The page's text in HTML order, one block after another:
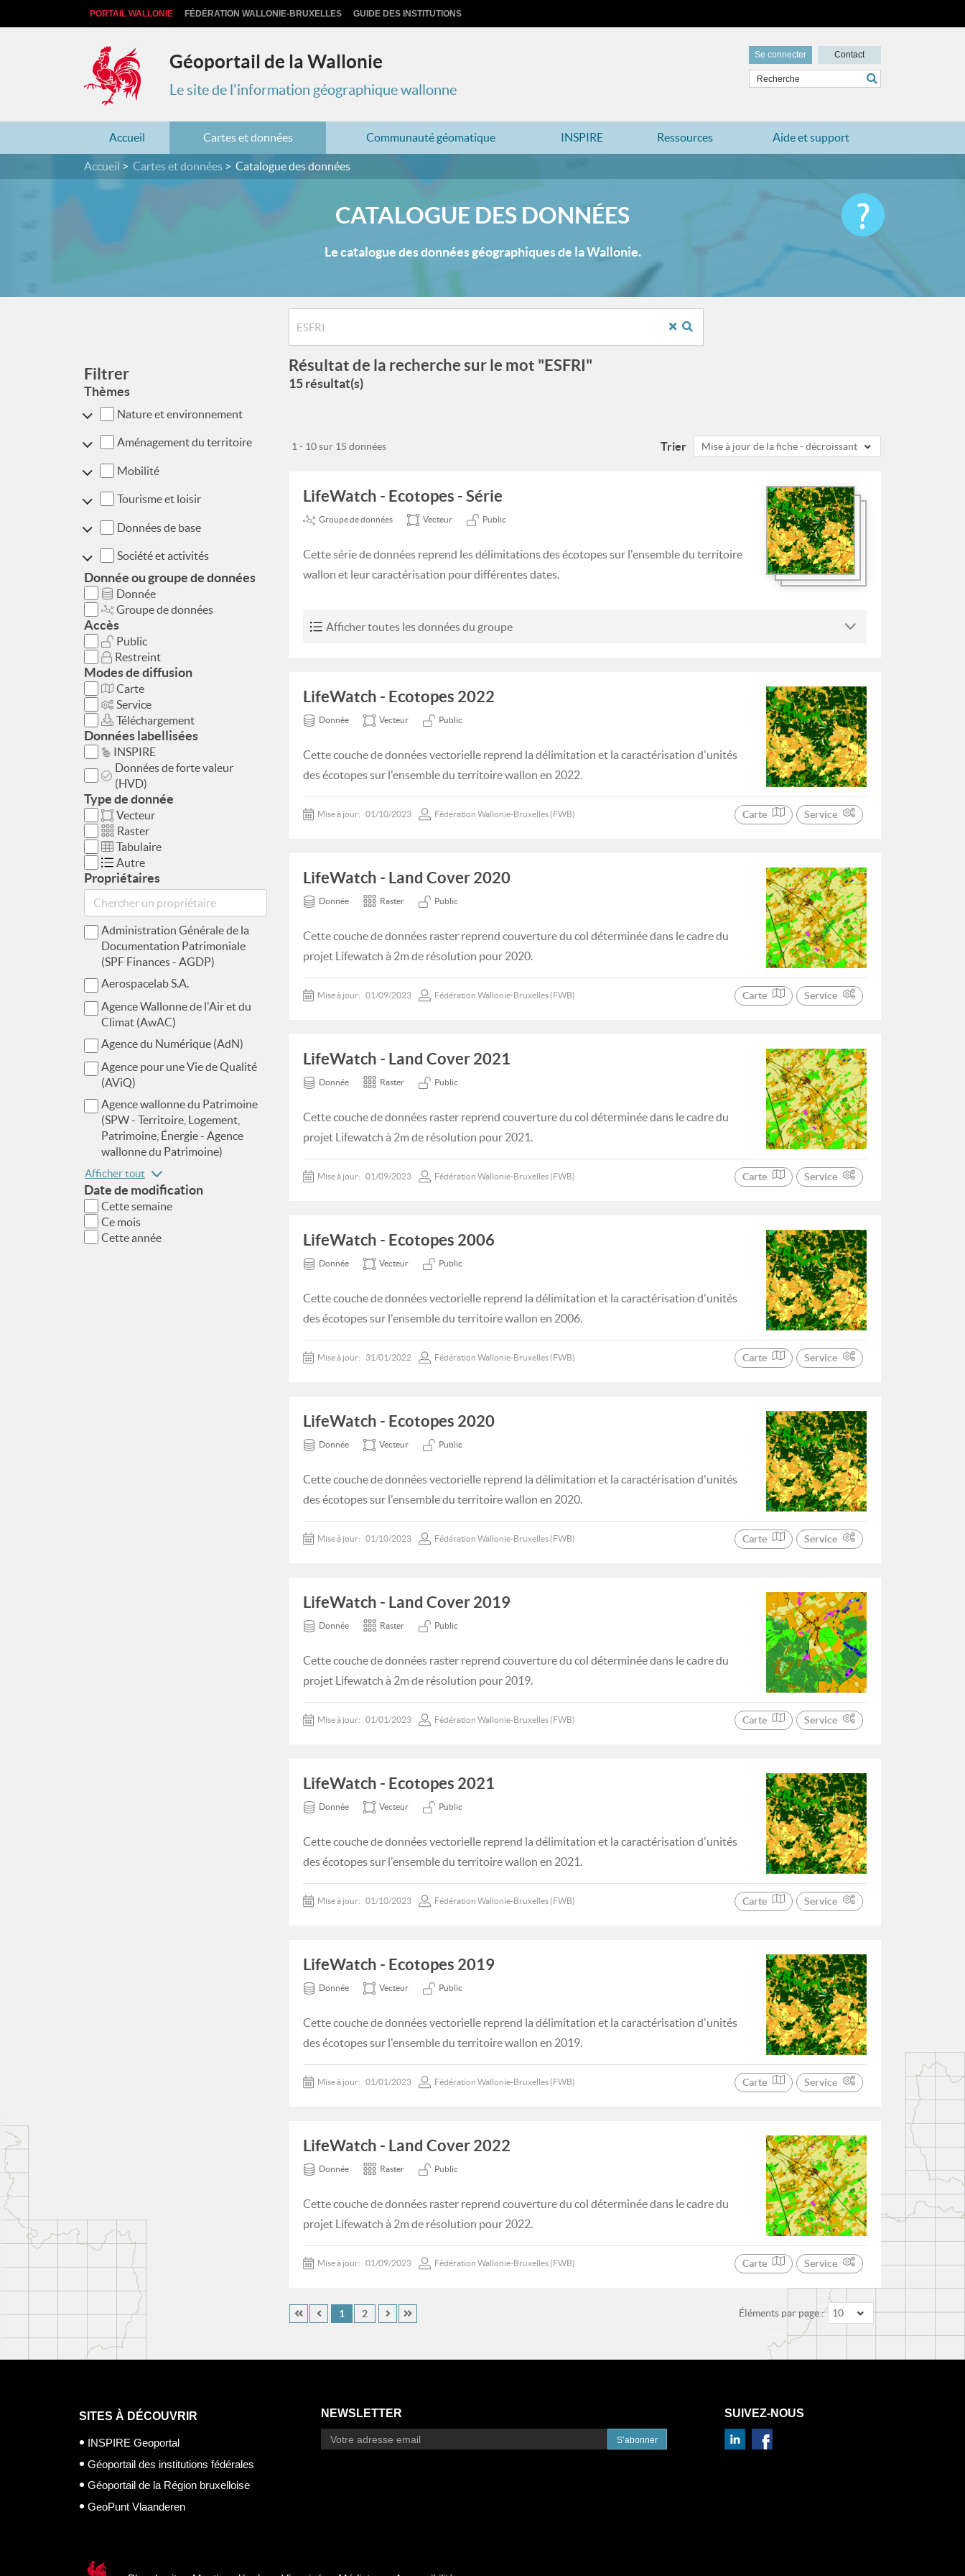
PORTAIL WALLONIE FÉDÉRATION WALLONIE-BRUXELLES GUIDE DES INSTITUTIONS
Géoportail de la Wallonie
Le site de l'information géographique wallonne
Se connecter Contact
Accueil Cartes et données Communauté géomatique INSPIRE Ressources Aide et support
Accueil Cartes et données Catalogue des données
CATALOGUE DES DONNÉES
Le catalogue des données géographiques de la Wallonie.
Filtrer
Thèmes
Nature et environnement
Aménagement du territoire
Mobilité
Tourisme et loisir
Données de base
Société et activités
Donnée ou groupe de données
Donnée
Groupe de données
Accès
Public
Restreint
Modes de diffusion
Carte
Service
Téléchargement
Données labellisées
INSPIRE
Données de forte valeur
(HVD)
Type de donnée
Vecteur
Raster
Tabulaire
Autre
Propriétaires
Administration Générale de la
Documentation Patrimoniale
(SPF Finances - AGDP)
Aerospacelab S.A.
Agence Wallonne de l'Air et du
Climat (AwAC)
Agence du Numérique (AdN)
Agence pour une Vie de Qualité
(AViQ)
Agence wallonne du Patrimoine
(SPW - Territoire, Logement,
Patrimoine, Énergie - Agence
wallonne du Patrimoine)
Afficher tout
Date de modification
Cette semaine
Ce mois
Cette année
Résultat de la recherche sur le mot "ESFRI"
15 résultat(s)
Trier Mise à jour de la fiche - décroissant
1 - 10 sur 15 données
LifeWatch - Ecotopes - Série
Groupe de données Vecteur Public
Cette série de données reprend les délimitations des écotopes sur l'ensemble du territoire
wallon et leur caractérisation pour différentes dates.
Afficher toutes les données du groupe
LifeWatch - Ecotopes 2022
Donnée Vecteur Public
Cette couche de données vectorielle reprend la délimitation et la caractérisation d'unités
des écotopes sur l'ensemble du territoire wallon en 2022.
Mise à jour: 01/10/2023 Fédération Wallonie-Bruxelles (FWB) Carte Service
LifeWatch - Land Cover 2020
Donnée Raster Public
Cette couche de données raster reprend couverture du col déterminée dans le cadre du
projet Lifewatch à 2m de résolution pour 2020.
Mise à jour: 01/09/2023 Fédération Wallonie-Bruxelles (FWB) Carte Service
LifeWatch - Land Cover 2021
Donnée Raster Public
Cette couche de données raster reprend couverture du col déterminée dans le cadre du
projet Lifewatch à 2m de résolution pour 2021.
Mise à jour: 01/09/2023 Fédération Wallonie-Bruxelles (FWB) Carte Service
LifeWatch - Ecotopes 2006
Donnée Vecteur Public
Cette couche de données vectorielle reprend la délimitation et la caractérisation d'unités
des écotopes sur l'ensemble du territoire wallon en 2006.
Mise à jour: 31/01/2022 Fédération Wallonie-Bruxelles (FWB) Carte Service
LifeWatch - Ecotopes 2020
Donnée Vecteur Public
Cette couche de données vectorielle reprend la délimitation et la caractérisation d'unités
des écotopes sur l'ensemble du territoire wallon en 2020.
Mise à jour: 01/10/2023 Fédération Wallonie-Bruxelles (FWB) Carte Service
LifeWatch - Land Cover 2019
Donnée Raster Public
Cette couche de données raster reprend couverture du col déterminée dans le cadre du
projet Lifewatch à 2m de résolution pour 2019.
Mise à jour: 01/01/2023 Fédération Wallonie-Bruxelles (FWB) Carte Service
LifeWatch - Ecotopes 2021
Donnée Vecteur Public
Cette couche de données vectorielle reprend la délimitation et la caractérisation d'unités
des écotopes sur l'ensemble du territoire wallon en 2021.
Mise à jour: 01/10/2023 Fédération Wallonie-Bruxelles (FWB) Carte Service
LifeWatch - Ecotopes 2019
Donnée Vecteur Public
Cette couche de données vectorielle reprend la délimitation et la caractérisation d'unités
des écotopes sur l'ensemble du territoire wallon en 2019.
Mise à jour: 01/01/2023 Fédération Wallonie-Bruxelles (FWB) Carte Service
LifeWatch - Land Cover 2022
Donnée Raster Public
Cette couche de données raster reprend couverture du col déterminée dans le cadre du
projet Lifewatch à 2m de résolution pour 2022.
Mise à jour: 01/09/2023 Fédération Wallonie-Bruxelles (FWB) Carte Service
Éléments par page : 10
1 2
SITES À DÉCOUVRIR
INSPIRE Geoportal
Géoportail des institutions fédérales
Géoportail de la Région bruxelloise
GeoPunt Vlaanderen
NEWSLETTER
S’abonner
SUIVEZ-NOUS